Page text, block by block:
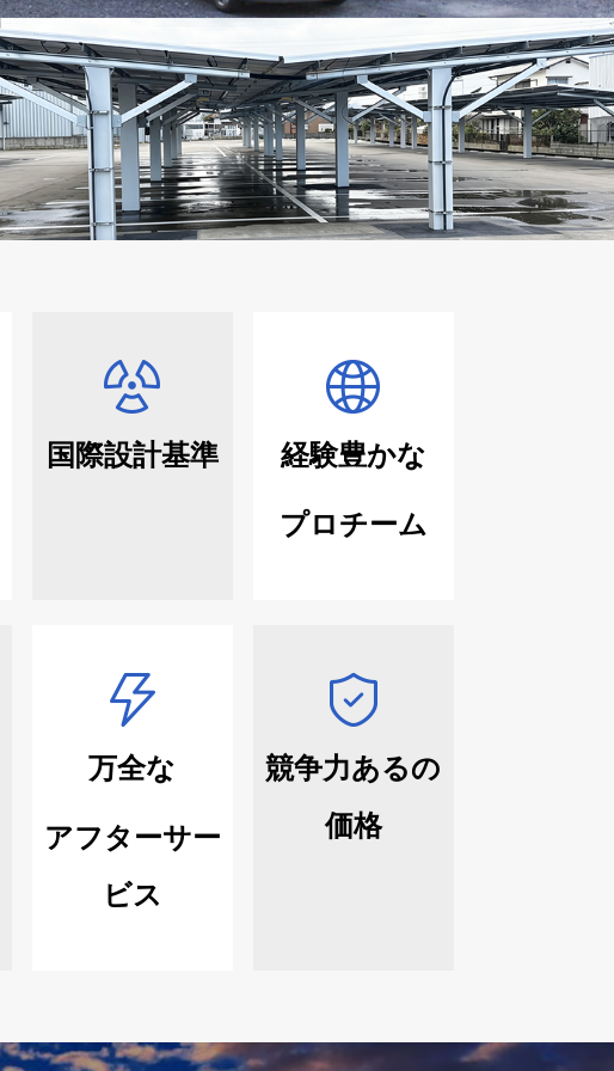
国際設計基準
経験豊かな
プロチーム
万全な
アフターサー
ビス
競争力あるの
価格